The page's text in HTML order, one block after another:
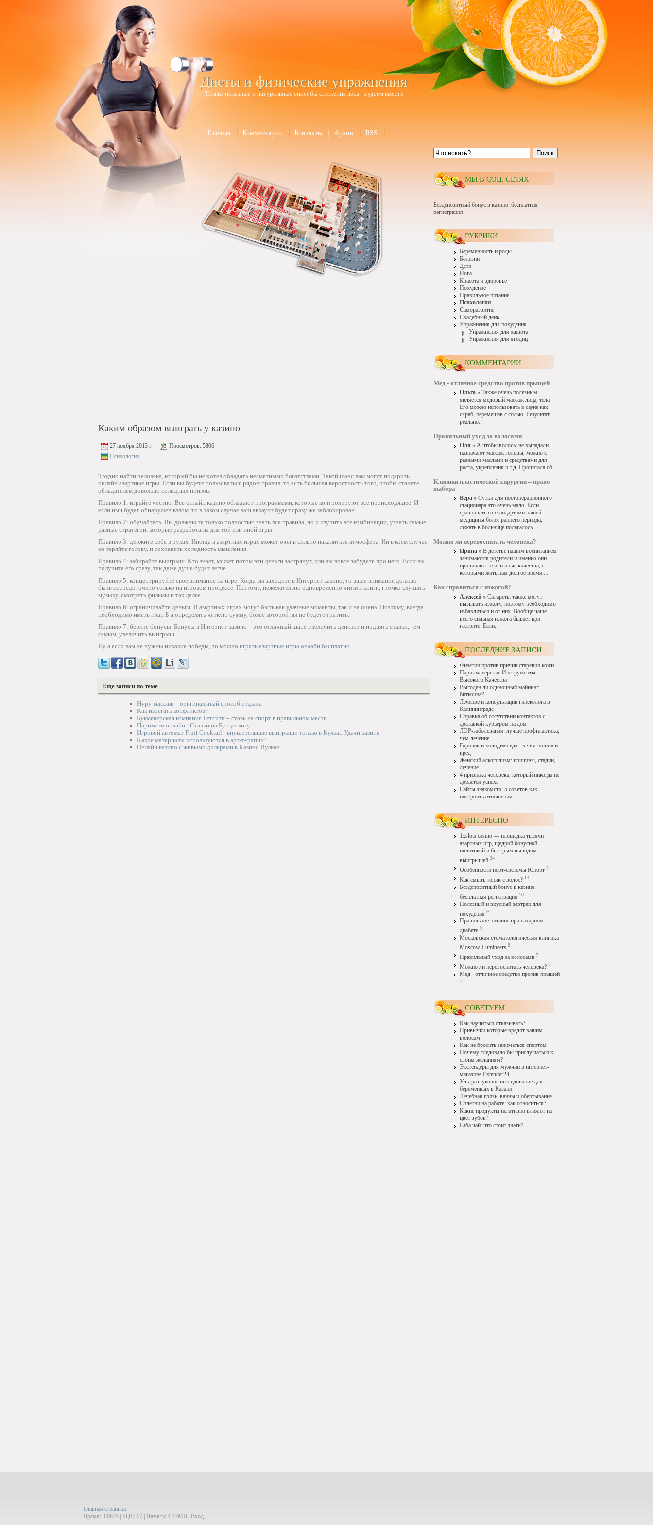
Диеты и физические упражнения
Только полезные и натуральные способы снижения веса - худеем вместе
Главная Комментарии Контакты Архив RSS
Каким образом выиграть у казино
27 ноября 2013 г. Просмотров: 5806
Психология
Трудно найти человека, который бы не хотел обладать несметными богатствами. Такой шанс вам могут подарить
онлайн азартные игры. Если вы будете пользоваться рядом правил, то есть большая вероятность того, чтобы станете
обладателем довольно солидных призов.
Правило 1: играйте честно. Все онлайн казино обладают программами, которые контролируют все происходящее. И
если ими будет обнаружен взлом, то в таком случае ваш аккаунт будет сразу же заблокирован.
Правило 2: обучайтесь. Вы должны те только полностью знать все правила, но и изучить все комбинации, узнать самые
разные стратегии, которые разработаны для той или иной игры.
Правило 3: держите себя в руках. Иногда в азартных играх может очень сильно накалиться атмосфера. Ни в коем случае
не теряйте голову, и сохранять холодность мышления.
Правило 4: забирайте выигрыш. Кто знает, может потом эти деньги застрянут, или вы вовсе забудете про него. Если вы
получите его сразу, так даже душе будет легче.
Правило 5: концентрируйте свое внимание на игре. Когда вы заходите в Интернет казино, то ваше внимание должно
быть сосредоточено только на игровом процессе. Поэтому, нежелательно одновременно читать книги, громко слушать
музыку, смотреть фильмы и так далее.
Правило 6: ограничивайте деньги. В азартных играх могут быть как удачные моменты, так и не очень. Поэтому, всегда
необходимо иметь план Б и определять четкую сумму, более которой вы не будете тратить.
Правило 7: берите бонусы. Бонусы в Интернет казино – это отличный шанс увеличить депозит и поднять ставки, тем
самым, увеличить выигрыш.
Ну а если вам не нужны никакие победы, то можно играть азартные игры онлайн бесплатно.
Еще записи по теме
Нуру-массаж – оригинальный способ отдыха
Как избегать конфликтов?
Букмекерская компания Бетсити – ставь на спорт в правильном месте
Париматч онлайн - Ставки на Бундеслигу
Игровой автомат Fruit Cocktail - внушительные выигрыши только в Вулкан Удачи казино
Какие материалы используются в арт-терапии?
Онлайн казино с живыми дилерами в Казино Вулкан
Поиск
МЫ В СОЦ. СЕТЯХ
Бездепозитный бонус в казино: бесплатная
регистрация
РУБРИКИ
Беременность и роды
Болезни
Дети
Йога
Красота и здоровье
Похудение
Правильное питание
Психология
Саморазвитие
Свадебный день
Упражнения для похудения
Упражнения для живота
Упражнения для ягодиц
КОММЕНТАРИИ
Мед - отличное средство против прыщей
Ольга » Также очень полезным
является медовый массаж лица, тела.
Его можно использовать в сауне как
скраб, перемешав с солью. Результат
реально...
Правильный уход за волосами
Оля » А чтобы волосы не выпадали-
назначают массаж головы, можно с
разными маслами и средствами для
роста, укрепления и т.д. Прочитала об...
Клиники пластической хирургии – право
выбора
Вера » Сутки для постоперационного
стационара это очень мало. Если
сравнивать со стандартами нашей
медицины более раннего периода,
лежать в больнице полагалось...
Можно ли перевоспитать человека?
Ирина » В детстве нашим воспитанием
занимаются родители и именно они
прививают те или иные качества, с
которыми жить нам долгое время....
Как справиться с изжогой?
Алексей » Сигареты также могут
вызывать изжогу, поэтому необходимо
избавляться и от них. Вообще чаще
всего сильная изжога бывает при
гастрите. Если...
ПОСЛЕДНИЕ ЗАПИСИ
Физетин против причин старения кожи
Парикмахерские Инструменты
Высокого Качества
Выгоден ли одиночный майнинг
биткоина?
Лечение и консультации гинеколога в
Калининграде
Справка об отсутствии контактов с
доставкой курьером на дом
ЛОР-заболевания: лучше профилактика,
чем лечение
Горячая и холодная еда - в чем польза и
вред
Женский алкоголизм: причины, стадии,
лечение
4 признака человека, который никогда не
добьется успеха
Сайты знакомств: 5 советов как
построить отношения
ИНТЕРЕСНО
1xslots casino — площадка тысячи
азартных игр, щедрой бонусной
политикой и быстрым выводом
выигрышей 24
Особенности порт-системы Юпорт 21
Как смыть тоник с волос? 13
Бездепозитный бонус в казино:
бесплатная регистрация 10
Полезный и вкусный завтрак для
похудения 9
Правильное питание при сахарном
диабете 9
Московская стоматологическая клиника
Moscow-Lumineers 8
Правильный уход за волосами 7
Можно ли перевоспитать человека? 7
Мед - отличное средство против прыщей
7
СОВЕТУЕМ
Как научиться отказывать?
Привычки которые вредят вашим
волосам
Как не бросить заниматься спортом
Почему следовало бы прислушаться к
своим желаниям?
Экстендеры для мужчин в интернет-
магазине Extender24
Ультразвуковое исследование для
беременных в Казани
Лечебная грязь: ванны и обертывание
Сплетни на работе: как относиться?
Какие продукты негативно влияют на
цвет зубов?
Габа чай: что стоит знать?
Главная страница
Время: 0.0875 | SQL: 17 | Память: 4.77MB Вход